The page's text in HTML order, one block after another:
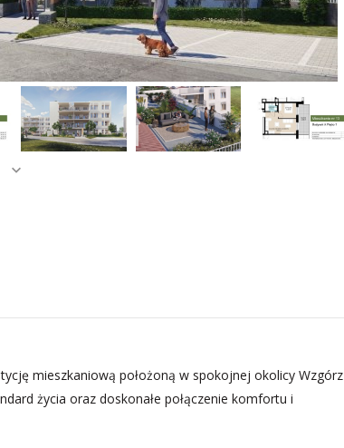
mieszkaniową położoną w spokojnej okolicy Wzgórz
życia oraz doskonałe połączenie komfortu i